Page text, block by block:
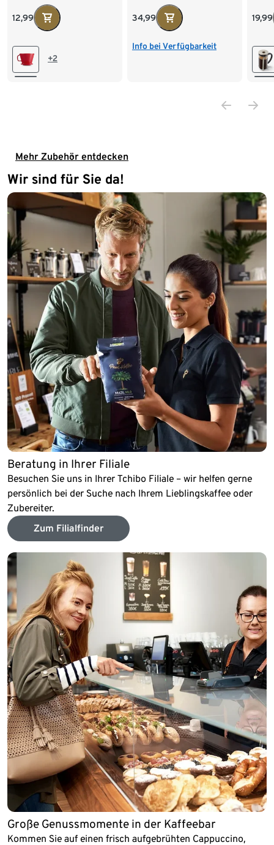
12,99
+2
34,99
Info bei Verfügbarkeit
19,99
Mehr Zubehör entdecken
Wir sind für Sie da!
Beratung in Ihrer Filiale
Besuchen Sie uns in Ihrer Tchibo Filiale – wir helfen gerne
persönlich bei der Suche nach Ihrem Lieblingskaffee oder
Zubereiter.
Zum Filialfinder
Große Genussmomente in der Kaffeebar
Kommen Sie auf einen frisch aufgebrühten Cappuccino,